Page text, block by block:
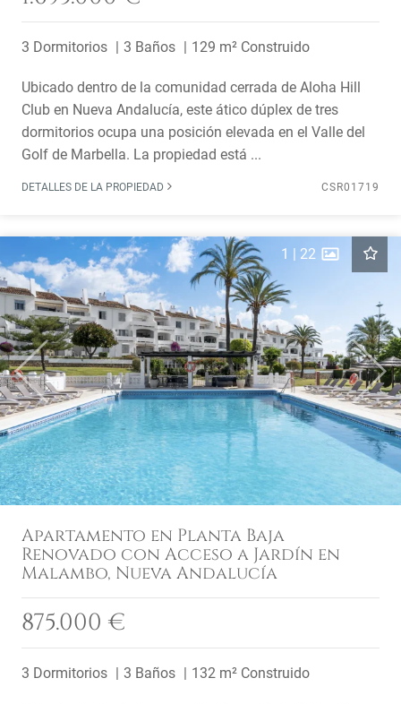
3 Dormitorios 3 Baños 129 m² Construido
Ubicado dentro de la comunidad cerrada de Aloha Hill
Club en Nueva Andalucía, este ático dúplex de tres
dormitorios ocupa una posición elevada en el Valle del
Golf de Marbella. La propiedad está ...
DETALLES DE LA PROPIEDAD CSR01719
Previous Next
1 | 22
Apartamento en Planta Baja
Renovado con Acceso a Jardín en
Malambo, Nueva Andalucía
875.000 €
3 Dormitorios 3 Baños 132 m² Construido